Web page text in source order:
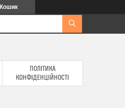
Кошик
ПОЛІТИКА
КОНФІДЕНЦІЙНОСТІ